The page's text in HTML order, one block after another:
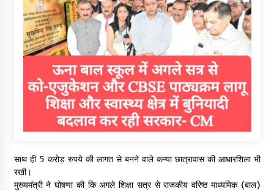
साथ ही 5 करोड़ रुपये की लागत से बनने वाले कन्या छात्रावास की आधारशिला भी
रखी।
मुख्यमंत्री ने घोषणा की कि अगले शिक्षा सत्र से राजकीय वरिष्ठ माध्यमिक (बाल)